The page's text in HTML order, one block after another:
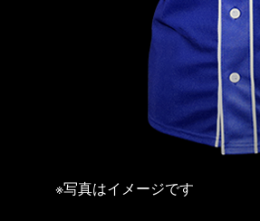
※写真はイメージです